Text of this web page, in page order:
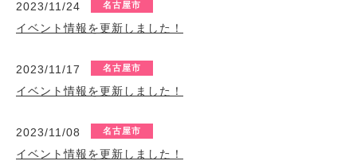
2023/11/24 名古屋市
イベント情報を更新しました！
2023/11/17 名古屋市
イベント情報を更新しました！
2023/11/08 名古屋市
イベント情報を更新しました！